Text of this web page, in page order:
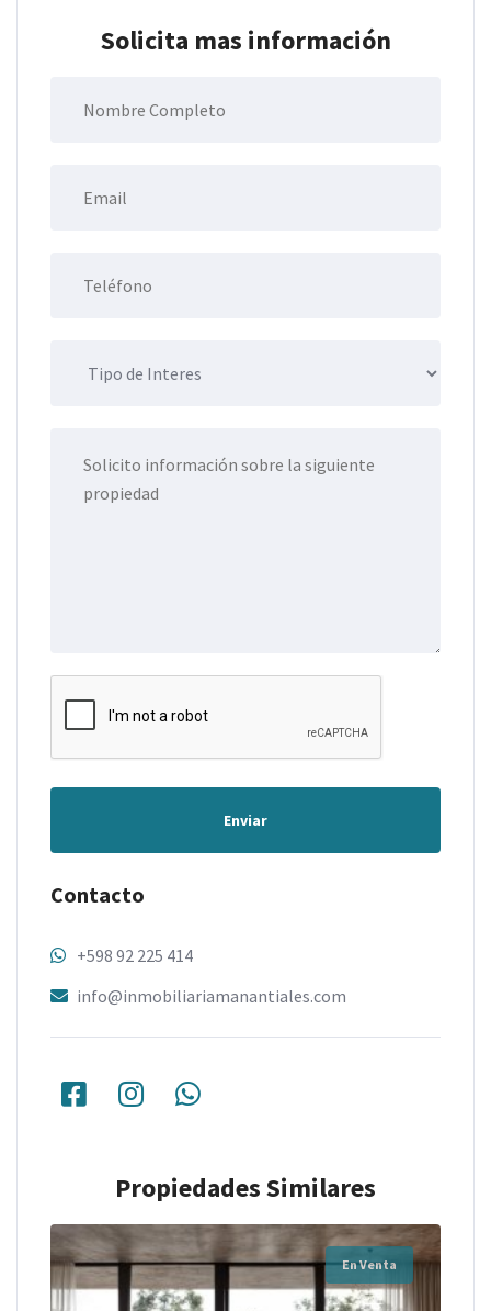
Solicita mas información
Enviar
Contacto
+598 92 225 414
info@inmobiliariamanantiales.com
Propiedades Similares
En Venta